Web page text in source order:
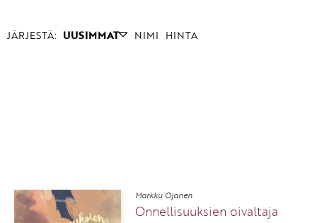
JÄRJESTÄ: UUSIMMAT NIMI HINTA
Markku Ojanen
Onnellisuuksien oivaltaja